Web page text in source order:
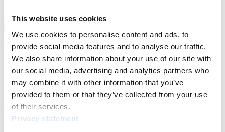
This website uses cookies
We use cookies to personalise content and ads, to
provide social media features and to analyse our traffic.
We also share information about your use of our site with
our social media, advertising and analytics partners who
may combine it with other information that you’ve
provided to them or that they’ve collected from your use
of their services.
Privacy statement
Zielgruppen Anzeigen
Für Presse- und Medienvertreter
Hier finden Sie Informationen für Presse- und Medienvertreter. Sie
haben Zugriff auf Athletenbiographien und Informationen zu
Wettkämpfen. Außerdem können Sie Ihre Medienakkreditierung
beantragen, die Grundregeln des Rennrodelsports einsehen und
allgemeine Neuigkeiten einholen.
>> Weiter